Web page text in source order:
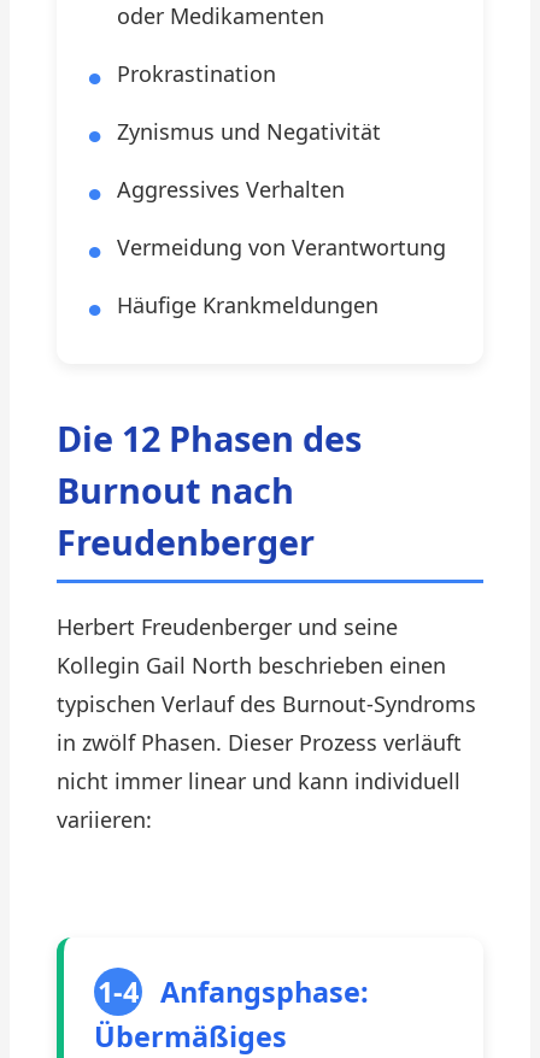
oder Medikamenten
Prokrastination
Zynismus und Negativität
Aggressives Verhalten
Vermeidung von Verantwortung
Häufige Krankmeldungen
Die 12 Phasen des
Burnout nach
Freudenberger
Herbert Freudenberger und seine
Kollegin Gail North beschrieben einen
typischen Verlauf des Burnout-Syndroms
in zwölf Phasen. Dieser Prozess verläuft
nicht immer linear und kann individuell
variieren:
1-4 Anfangsphase:
Übermäßiges